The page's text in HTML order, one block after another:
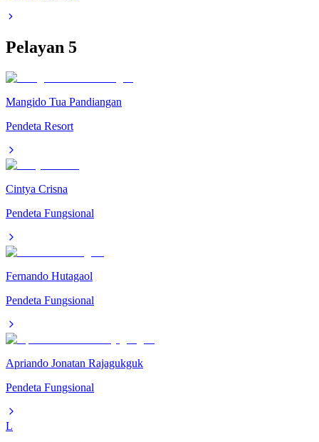
Pelayan 5
Mangido Tua Pandiangan
Pendeta Resort
Cintya Crisna
Pendeta Fungsional
Fernando Hutagaol
Pendeta Fungsional
Apriando Jonatan Rajagukguk
Pendeta Fungsional
L